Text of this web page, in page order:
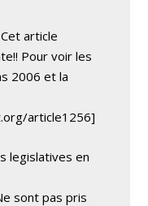
article
Pour voir les
2006 et la
article1256]
legislatives en
sont pas pris